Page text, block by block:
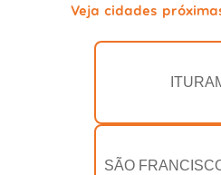
Veja cidades
SÃO